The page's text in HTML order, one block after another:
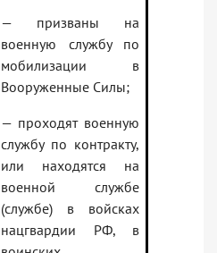
— призваны на
военную службу по
мобилизации в
Вооруженные Силы;
— проходят военную
службу по контракту,
или находятся на
военной службе
(службе) в войсках
нацгвардии РФ, в